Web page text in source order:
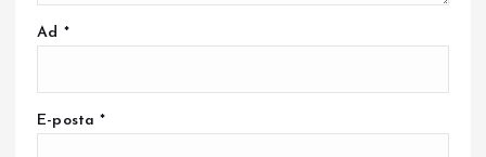
Ad *
E-posta*